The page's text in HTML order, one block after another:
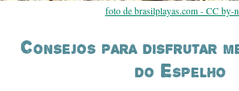
foto de brasilplayas.com - CC by-
Consejos para disfrutar
do Espelho